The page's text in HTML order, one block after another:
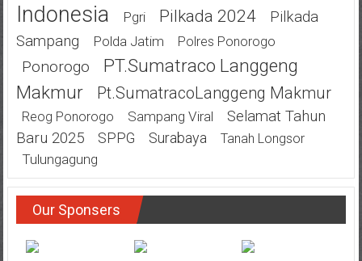
Indonesia
Pgri Pilkada 2024
Pilkada
Sampang
Polda Jatim Polres Ponorogo
Ponorogo
PT.Sumatraco Langgeng
Makmur
Pt.SumatracoLanggeng Makmur
Reog Ponorogo Sampang Viral
Selamat Tahun
Baru 2025
SPPG Surabaya Tanah Longsor
Tulungagung
Our Sponsers